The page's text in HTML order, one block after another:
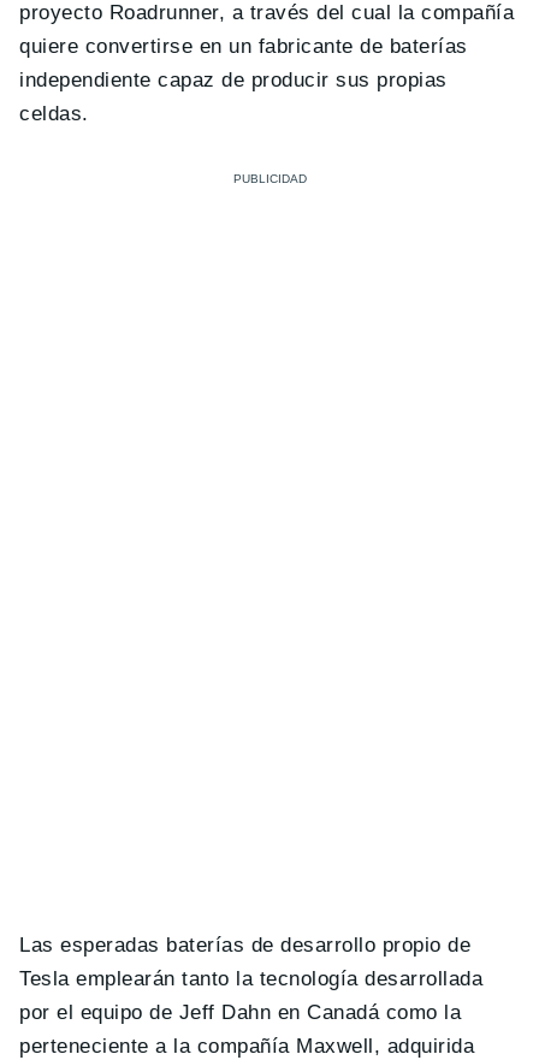
proyecto Roadrunner, a través del cual la compañía
quiere convertirse en un fabricante de baterías
independiente capaz de producir sus propias
celdas.
Las esperadas baterías de desarrollo propio de
Tesla emplearán tanto la tecnología desarrollada
por el equipo de Jeff Dahn en Canadá como la
perteneciente a la compañía Maxwell, adquirida